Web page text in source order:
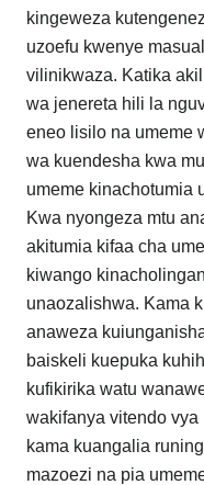
kingeweza
uzoefu kwenye
vilinikwaza. Katika
wa jenereta hili la
eneo lisilo na umeme
wa kuendesha kwa
umeme kinachotumia
Kwa nyongeza mtu
akitumia kifaa cha
kiwango
unaozalishwa. Kama
anaweza
baiskeli kuepuka
kufikirika watu
wakifanya vitendo
kama kuangalia
mazoezi na pia